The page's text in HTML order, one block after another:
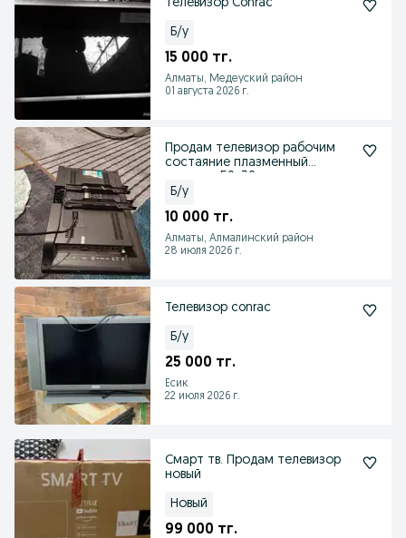
телевизор Conrac
Б/у
15 000 тг.
Алматы, Медеуский район
01 августа 2026 г.
Продам телевизор рабочим
состаяние плазменный
Б/у
10 000 тг.
Алматы, Алмалинский район
28 июля 2026 г.
Телевизор conrac
Б/у
25 000 тг.
Есик
22 июля 2026 г.
Смарт тв. Продам телевизор
новый
Новый
99 000 тг.